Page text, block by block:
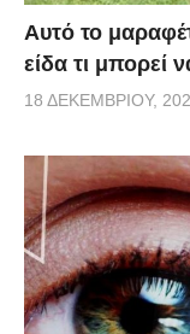
Αυτό το
είδα τι μπορεί
18 ΔΕΚΕΜΒΡΊΟΥ,